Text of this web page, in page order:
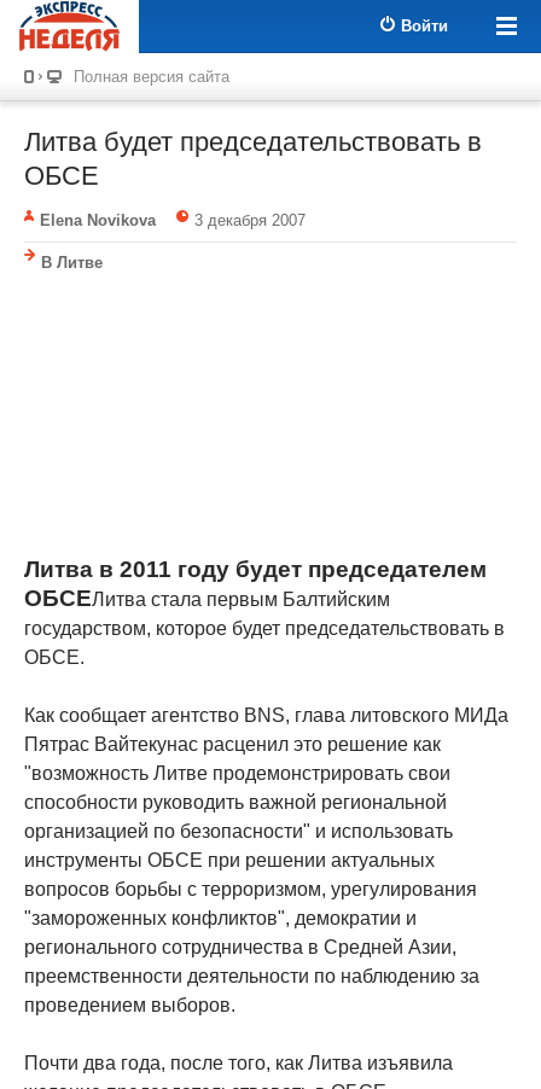
Войти
Полная версия сайта
Литва будет председательствовать в
ОБСЕ
Elena Novikova 3 декабря 2007
В Литве
Литва в 2011 году будет председателем
ОБСЕЛитва стала первым Балтийским
государством, которое будет председательствовать в
ОБСЕ.
Как сообщает агентство BNS, глава литовского МИДа
Пятрас Вайтекунас расценил это решение как
"возможность Литве продемонстрировать свои
способности руководить важной региональной
организацией по безопасности" и использовать
инструменты ОБСЕ при решении актуальных
вопросов борьбы с терроризмом, урегулирования
"замороженных конфликтов", демократии и
регионального сотрудничества в Средней Азии,
преемственности деятельности по наблюдению за
проведением выборов.
Почти два года, после того, как Литва изъявила